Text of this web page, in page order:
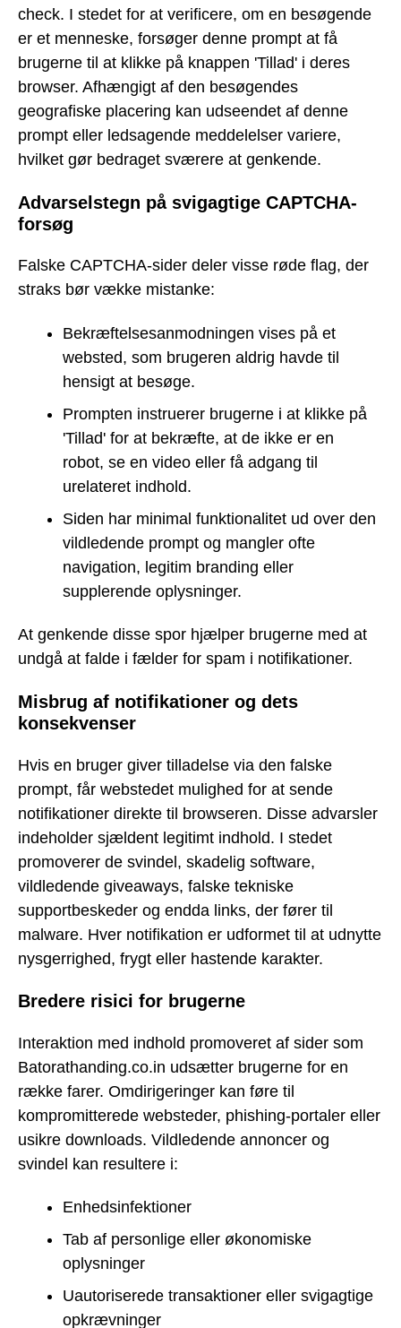
check. I stedet for at verificere, om en besøgende
er et menneske, forsøger denne prompt at få
brugerne til at klikke på knappen 'Tillad' i deres
browser. Afhængigt af den besøgendes
geografiske placering kan udseendet af denne
prompt eller ledsagende meddelelser variere,
hvilket gør bedraget sværere at genkende.
Advarselstegn på svigagtige CAPTCHA-
forsøg
Falske CAPTCHA-sider deler visse røde flag, der
straks bør vække mistanke:
Bekræftelsesanmodningen vises på et
websted, som brugeren aldrig havde til
hensigt at besøge.
Prompten instruerer brugerne i at klikke på
'Tillad' for at bekræfte, at de ikke er en
robot, se en video eller få adgang til
urelateret indhold.
Siden har minimal funktionalitet ud over den
vildledende prompt og mangler ofte
navigation, legitim branding eller
supplerende oplysninger.
At genkende disse spor hjælper brugerne med at
undgå at falde i fælder for spam i notifikationer.
Misbrug af notifikationer og dets
konsekvenser
Hvis en bruger giver tilladelse via den falske
prompt, får webstedet mulighed for at sende
notifikationer direkte til browseren. Disse advarsler
indeholder sjældent legitimt indhold. I stedet
promoverer de svindel, skadelig software,
vildledende giveaways, falske tekniske
supportbeskeder og endda links, der fører til
malware. Hver notifikation er udformet til at udnytte
nysgerrighed, frygt eller hastende karakter.
Bredere risici for brugerne
Interaktion med indhold promoveret af sider som
Batorathanding.co.in udsætter brugerne for en
række farer. Omdirigeringer kan føre til
kompromitterede websteder, phishing-portaler eller
usikre downloads. Vildledende annoncer og
svindel kan resultere i:
Enhedsinfektioner
Tab af personlige eller økonomiske
oplysninger
Uautoriserede transaktioner eller svigagtige
opkrævninger